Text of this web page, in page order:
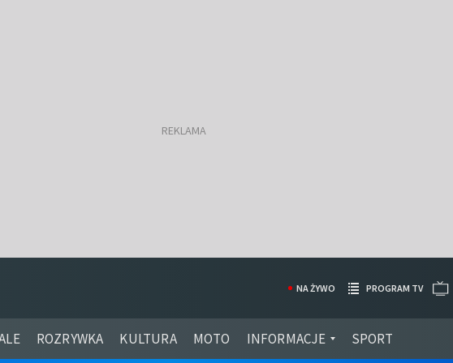
ROZRYWKA KULTURA MOTO INFORMACJE SPORT
NA ŻYWO PROGRAM TV